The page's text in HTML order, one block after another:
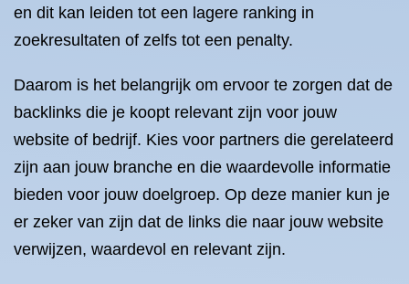
en dit kan leiden tot een lagere ranking in
zoekresultaten of zelfs tot een penalty.
Daarom is het belangrijk om ervoor te zorgen dat de
backlinks die je koopt relevant zijn voor jouw
website of bedrijf. Kies voor partners die gerelateerd
zijn aan jouw branche en die waardevolle informatie
bieden voor jouw doelgroep. Op deze manier kun je
er zeker van zijn dat de links die naar jouw website
verwijzen, waardevol en relevant zijn.